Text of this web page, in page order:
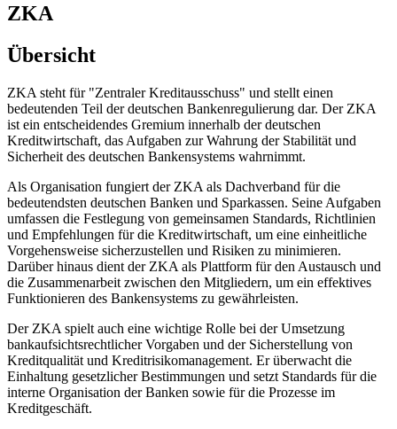
ZKA
Übersicht
ZKA steht für "Zentraler Kreditausschuss" und stellt einen
bedeutenden Teil der deutschen Bankenregulierung dar. Der ZKA
ist ein entscheidendes Gremium innerhalb der deutschen
Kreditwirtschaft, das Aufgaben zur Wahrung der Stabilität und
Sicherheit des deutschen Bankensystems wahrnimmt.
Als Organisation fungiert der ZKA als Dachverband für die
bedeutendsten deutschen Banken und Sparkassen. Seine Aufgaben
umfassen die Festlegung von gemeinsamen Standards, Richtlinien
und Empfehlungen für die Kreditwirtschaft, um eine einheitliche
Vorgehensweise sicherzustellen und Risiken zu minimieren.
Darüber hinaus dient der ZKA als Plattform für den Austausch und
die Zusammenarbeit zwischen den Mitgliedern, um ein effektives
Funktionieren des Bankensystems zu gewährleisten.
Der ZKA spielt auch eine wichtige Rolle bei der Umsetzung
bankaufsichtsrechtlicher Vorgaben und der Sicherstellung von
Kreditqualität und Kreditrisikomanagement. Er überwacht die
Einhaltung gesetzlicher Bestimmungen und setzt Standards für die
interne Organisation der Banken sowie für die Prozesse im
Kreditgeschäft.